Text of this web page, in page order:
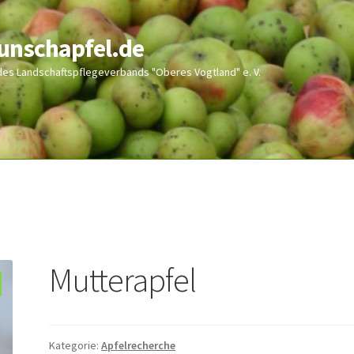
Landschaftspflegeverbands "Oberes Vogtland" e. V.
Mutterapfel
Kategorie:Apfelrecherche